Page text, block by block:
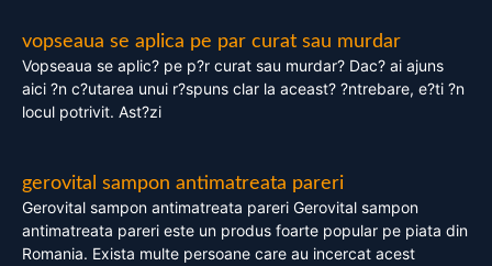
vopseaua se aplica pe par curat sau murdar
Vopseaua se aplic? pe p?r curat sau murdar? Dac? ai ajuns
aici ?n c?utarea unui r?spuns clar la aceast? ?ntrebare, e?ti ?n
locul potrivit. Ast?zi
gerovital sampon antimatreata pareri
Gerovital sampon antimatreata pareri Gerovital sampon
antimatreata pareri este un produs foarte popular pe piata din
Romania. Exista multe persoane care au incercat acest